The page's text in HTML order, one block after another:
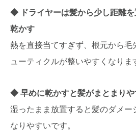
ドライヤーは髪から少し距離
乾かす
熱を直接当てすぎず、根元から毛
ューティクルが整いやすくなりま
早めに乾かすと髪がまとまり
湿ったまま放置すると髪のダメー
なりやすいです。